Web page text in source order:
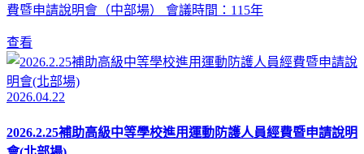
費暨申請說明會（中部場） 會議時間：115年
查看
2026.04.22
2026.2.25補助高級中等學校進用運動防護人員經費暨申請說明